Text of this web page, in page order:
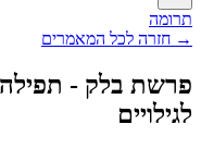
חזרה לכל המאמרים
בלק - תפילה